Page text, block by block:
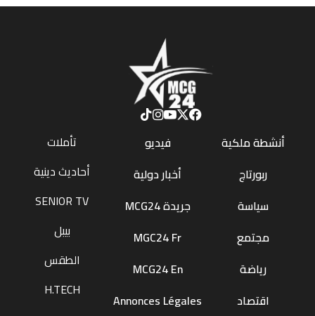
أنشطة ملكية
ربورتاج
سياسة
مجتمع
رياضة
اقتصاد
فيديو
أخبار دولية
جريدة MCG24
MGC24 Fr
MCG24 En
Annonces Légales
تأملات
أحاديث دينية
SENIOR TV
بيبل
الطقس
H.TECH